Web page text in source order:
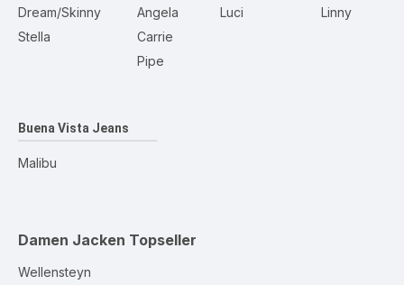
Dream/Skinny
Stella
Angela
Carrie
Pipe
Luci
Linny
Buena Vista Jeans
Malibu
Damen Jacken Topseller
Wellensteyn